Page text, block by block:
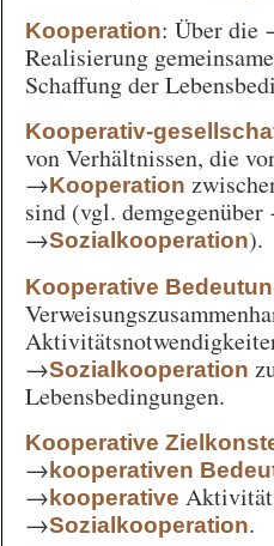
Kooperation: Über
Realisierung
Schaffung der
Kooperativ-
von Verhältnissen, die
→Kooperation
sind (vgl.
→Sozialkooperation).
Kooperative
→Sozialkooperation
Lebensbedingungen.
Kooperative
→kooperativen
→kooperative
→Sozialkooperation.